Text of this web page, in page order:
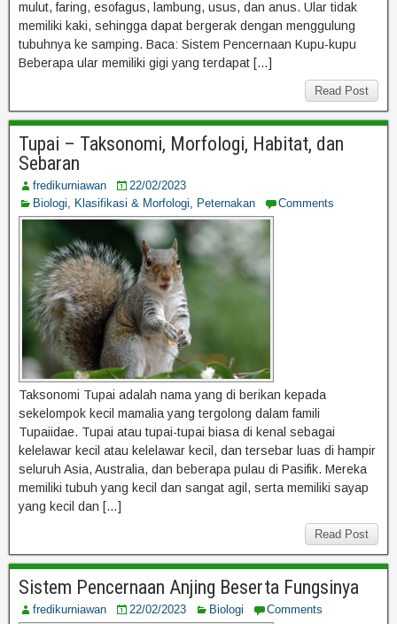
mulut, faring, esofagus, lambung, usus, dan anus. Ular tidak
memiliki kaki, sehingga dapat bergerak dengan menggulung
tubuhnya ke samping. Baca: Sistem Pencernaan Kupu-kupu
Beberapa ular memiliki gigi yang terdapat […]
Read Post
Tupai – Taksonomi, Morfologi, Habitat, dan
Sebaran
fredikurniawan
22/02/2023
Biologi, Klasifikasi & Morfologi, Peternakan Comments
Taksonomi Tupai adalah nama yang di berikan kepada
sekelompok kecil mamalia yang tergolong dalam famili
Tupaiidae. Tupai atau tupai-tupai biasa di kenal sebagai
kelelawar kecil atau kelelawar kecil, dan tersebar luas di hampir
seluruh Asia, Australia, dan beberapa pulau di Pasifik. Mereka
memiliki tubuh yang kecil dan sangat agil, serta memiliki sayap
yang kecil dan […]
Read Post
Sistem Pencernaan Anjing Beserta Fungsinya
fredikurniawan 22/02/2023 Biologi Comments